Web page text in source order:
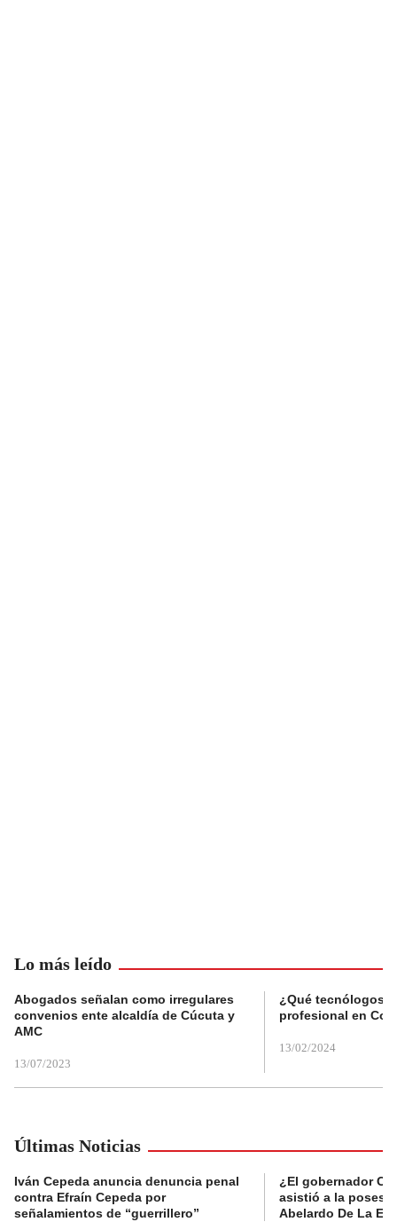
Lo más leído
Abogados señalan como irregulares
convenios ente alcaldía de Cúcuta y
AMC
13/07/2023
¿Qué tecnólogos
profesional en
13/02/2024
Últimas Noticias
Iván Cepeda anuncia denuncia penal
contra Efraín Cepeda por
señalamientos de “guerrillero”
¿El gobernador
asistió a la
Abelardo De La